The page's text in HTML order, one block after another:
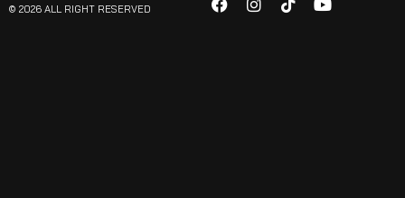
© 2026 ALL RIGHT RESERVED